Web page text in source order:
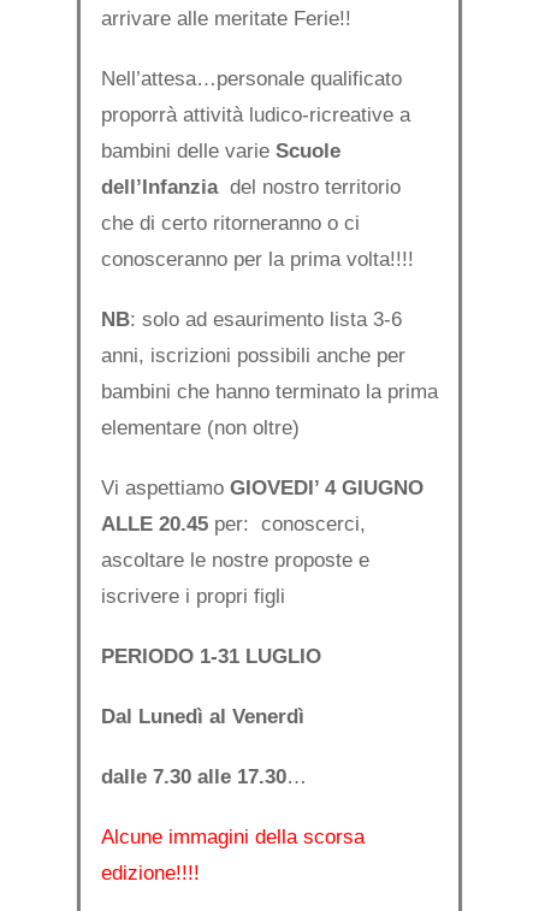
arrivare alle meritate Ferie!!
Nell’attesa…personale qualificato
proporrà attività ludico-ricreative a
bambini delle varie Scuole
dell’Infanziadel nostro territorio
che di certo ritorneranno o ci
conosceranno per la prima volta!!!!
NB: solo ad esaurimento lista 3-6
anni, iscrizioni possibili anche per
bambini che hanno terminato la prima
elementare (non oltre)
Vi aspettiamo GIOVEDI’ 4 GIUGNO
ALLE 20.45 per: conoscerci,
ascoltare le nostre proposte e
iscrivere i propri figli
PERIODO 1-31 LUGLIO
Dal Lunedì al Venerdì
dalle 7.30 alle 17.30…
Alcune immagini della scorsa
edizione!!!!